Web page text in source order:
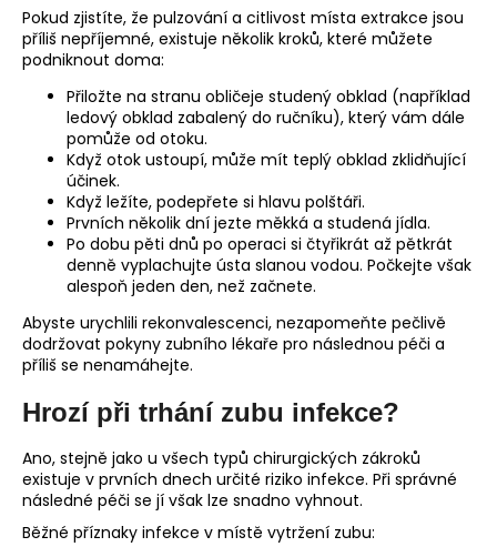
Pokud zjistíte, že pulzování a citlivost místa extrakce jsou
příliš nepříjemné, existuje několik kroků, které můžete
podniknout doma:
Přiložte na stranu obličeje studený obklad (například
ledový obklad zabalený do ručníku), který vám dále
pomůže od otoku.
Když otok ustoupí, může mít teplý obklad zklidňující
účinek.
Když ležíte, podepřete si hlavu polštáři.
Prvních několik dní jezte měkká a studená jídla.
Po dobu pěti dnů po operaci si čtyřikrát až pětkrát
denně vyplachujte ústa slanou vodou. Počkejte však
alespoň jeden den, než začnete.
Abyste urychlili rekonvalescenci, nezapomeňte pečlivě
dodržovat pokyny zubního lékaře pro následnou péči a
příliš se nenamáhejte.
Hrozí při trhání zubu infekce?
Ano, stejně jako u všech typů chirurgických zákroků
existuje v prvních dnech určité riziko infekce. Při správné
následné péči se jí však lze snadno vyhnout.
Běžné příznaky infekce v místě vytržení zubu: